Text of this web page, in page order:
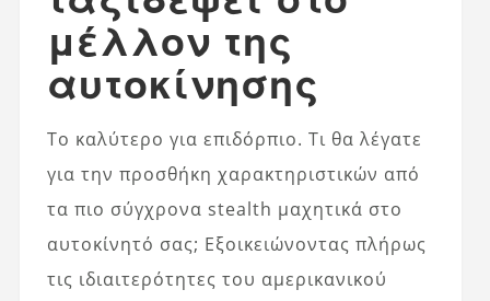
μέλλον της
αυτοκίνησης
Το καλύτερο για επιδόρπιο. Τι θα λέγατε
για την προσθήκη χαρακτηριστικών από
τα πιο σύγχρονα stealth μαχητικά στο
αυτοκίνητό σας; Εξοικειώνοντας πλήρως
τις ιδιαιτερότητες του αμερικανικού